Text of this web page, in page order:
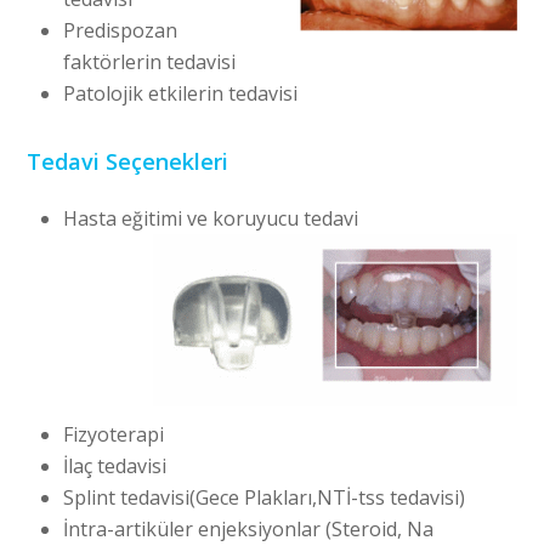
Predispozan
faktörlerin tedavisi
Patolojik etkilerin tedavisi
Tedavi Seçenekleri
Hasta eğitimi ve koruyucutedavi
Fizyoterapi
İlaç tedavisi
Splint tedavisi(Gece Plakları,NTİ-tss tedavisi)
İntra-artiküler enjeksiyonlar (Steroid, Na